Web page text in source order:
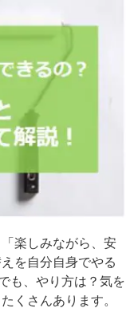
楽しみながら、安
を自分自身でやる
も、やり方は？気を
くさんあります。